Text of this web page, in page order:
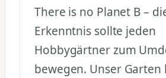
There is no Planet B –
Erkenntnis sollte jeden
Hobbygärtner zum
bewegen. Unser Garten